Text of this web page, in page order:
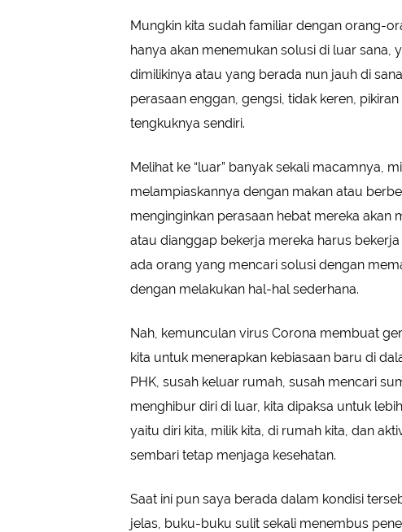
Mungkin kita sudah familiar dengan orang-
hanya akan menemukan solusi di luar sana,
dimilikinya atau yang berada nun jauh di
perasaan enggan, gengsi, tidak keren,
tengkuknya sendiri.
Melihat ke “luar” banyak sekali macamnya,
melampiaskannya dengan makan atau
menginginkan perasaan hebat mereka akan
atau dianggap bekerja mereka harus
ada orang yang mencari solusi dengan
dengan melakukan hal-hal sederhana.
Nah, kemunculan virus Corona membuat
kita untuk menerapkan kebiasaan baru di
PHK, susah keluar rumah, susah mencari
menghibur diri di luar, kita dipaksa untuk
yaitu diri kita, milik kita, di rumah kita, dan
sembari tetap menjaga kesehatan.
Saat ini pun saya berada dalam kondisi
jelas, buku-buku sulit sekali menembus